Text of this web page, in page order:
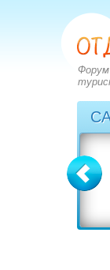
вопросов: 2828